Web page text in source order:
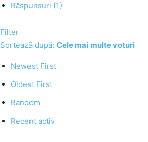
Răspunsuri (1)
Filter
Sortează după: Cele mai multe voturi
Newest First
Oldest First
Random
Recent activ